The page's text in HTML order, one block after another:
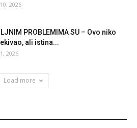
2026
PROBLEMIMA SU – Ovo niko
ali istina...
2026
Load more